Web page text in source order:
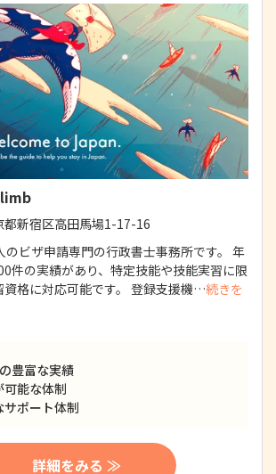
都新宿区高田馬場1-17-16
のビザ申請専門の行政書士事務所です。 年
件の実績があり、特定技能や技能実習に限
資格に対応可能です。 登録支援機…続きを
豊富な実績
可能な体制
ポート体制
詳細をみる ≫